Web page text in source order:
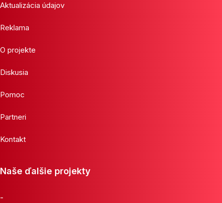
Aktualizácia údajov
Reklama
O projekte
Diskusia
Pomoc
Partneri
Kontakt
Naše ďalšie projekty
-